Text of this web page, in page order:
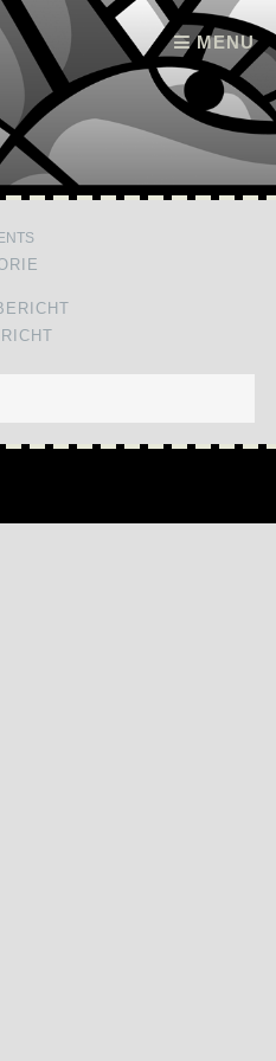
MENU